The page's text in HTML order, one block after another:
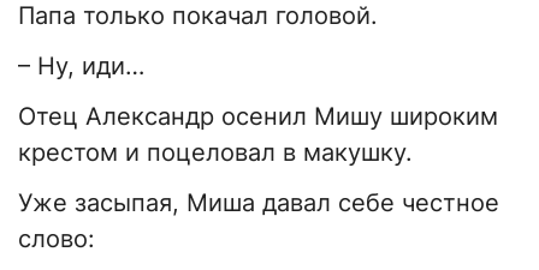
Папа только покачал головой.
– Ну, иди…
Отец Александр осенил Мишу широким
крестом и поцеловал в макушку.
Уже засыпая, Миша давал себе честное
слово: